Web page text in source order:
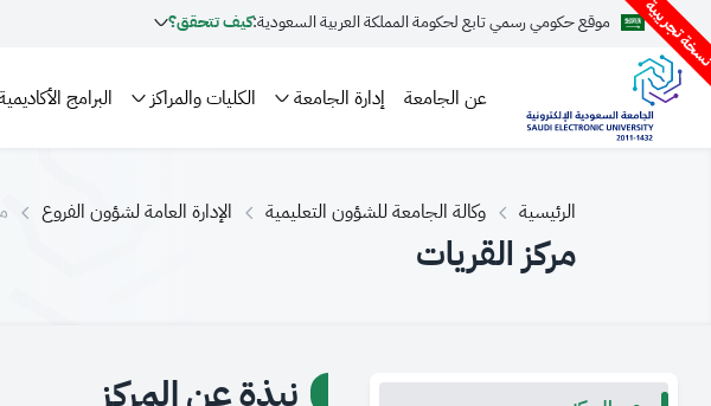
تجريبية موقع حكومي رسمي تابع لحكومة المملكة العربية السعودية:كيف تتحقق؟
عن الجامعة إدارة الجامعة الكليات والمراكز البرامج
الرئيسية وكالة الجامعة للشؤون التعليمية الإدارة العامة لشؤون الفروع
مركز القريات
نبذة عن المركز